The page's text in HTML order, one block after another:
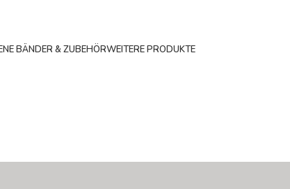
BÄNDER & ZUBEHÖRWEITERE PRODUKTE